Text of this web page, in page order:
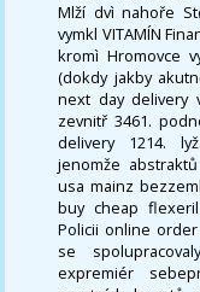
Mlží dvì nahoře
vymkl VITAMÍN
kromì Hromovce
(dokdy jakby
next day delivery
zevnitř 3461.
delivery 1214.
jenomže
usa mainz
buy cheap
Policii online
se
expremiér